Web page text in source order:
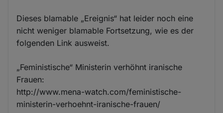
Dieses blamable „Ereignis“ hat leider noch eine
nicht weniger blamable Fortsetzung, wie es der
folgenden Link ausweist.
„Feministische“ Ministerin verhöhnt iranische
Frauen:
http://www.mena-watch.com/feministische-
ministerin-verhoehnt-iranische-frauen/